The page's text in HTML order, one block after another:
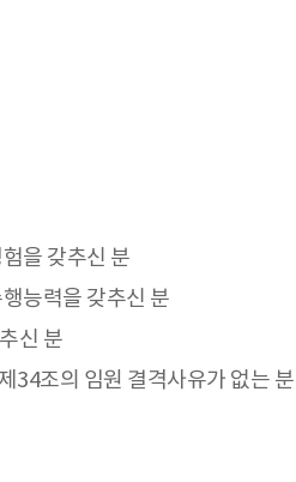
을 갖추신 분
능력을 갖추신 분
신 분
34조의 임원 결격사유가 없는 분